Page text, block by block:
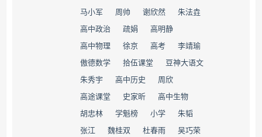
马小军 周帅 谢欣然 朱法垚
高中政治 疏娟 高明静
高中物理 徐京 高考 ​李靖瑜
​傲德数学 ​拾伍课堂 豆神大语文
朱秀宇 高中历史 周欣
​高途课堂 史家昕 高中生物
胡忠林 ​学魁榜 小学 朱韬
张江 魏桂双 杜春雨 吴巧荣